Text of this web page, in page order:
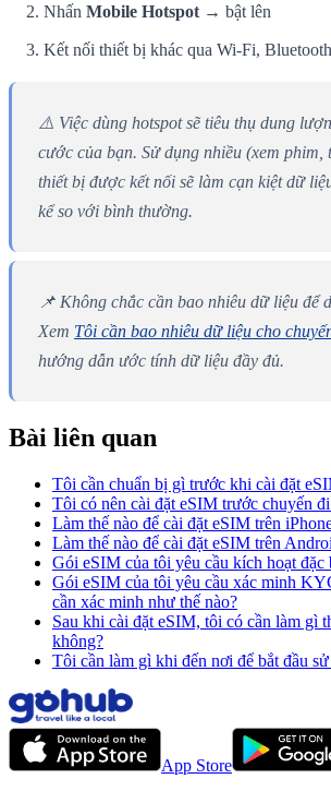
Nhấn Mobile Hotspot → bật lên
Kết nối thiết bị khác qua Wi-Fi,
⚠️ Việc dùng hotspot sẽ tiêu thụ dung
cước của bạn. Sử dụng nhiều (xem phim,
thiết bị được kết nối sẽ làm cạn kiệt dữ
kể so với bình thường.
📌 Không chắc cần bao nhiêu dữ liệu để
Xem Tôi cần bao nhiêu dữ liệu cho
hướng dẫn ước tính dữ liệu đầy đủ.
Bài liên quan
Tôi cần chuẩn bị gì trước khi cài đặt
Tôi có nên cài đặt eSIM trước chuyến
Làm thế nào để cài đặt eSIM trên
Làm thế nào để cài đặt eSIM trên
Gói eSIM của tôi yêu cầu kích hoạt đặc
Gói eSIM của tôi yêu cầu xác minh
cần xác minh như thế nào?
Sau khi cài đặt eSIM, tôi có cần làm gì
không?
Tôi cần làm gì khi đến nơi để bắt đầu
App Store